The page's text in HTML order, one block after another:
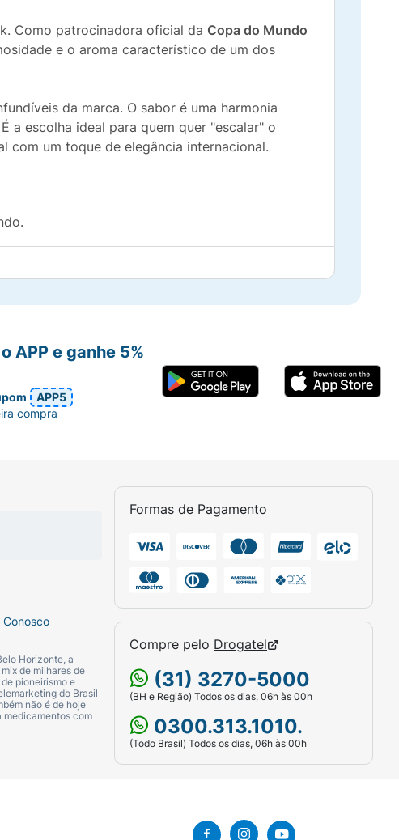
Como patrocinadora oficial da Copa do Mundo
e o aroma característico de um dos
da marca. O sabor é uma harmonia
a escolha ideal para quem quer "escalar" o
com um toque de elegância internacional.
Conosco
Horizonte, a
de milhares de
pioneirismo e
do Brasil
não é de hoje
medicamentos com
Formas de Pagamento
Compre pelo Drogatel
(31) 3270-5000
(BH e Região) Todos os dias, 06h às 00h
0300.313.1010.
(Todo Brasil) Todos os dias, 06h às 00h
APP e ganhe 5%
APP5
compra